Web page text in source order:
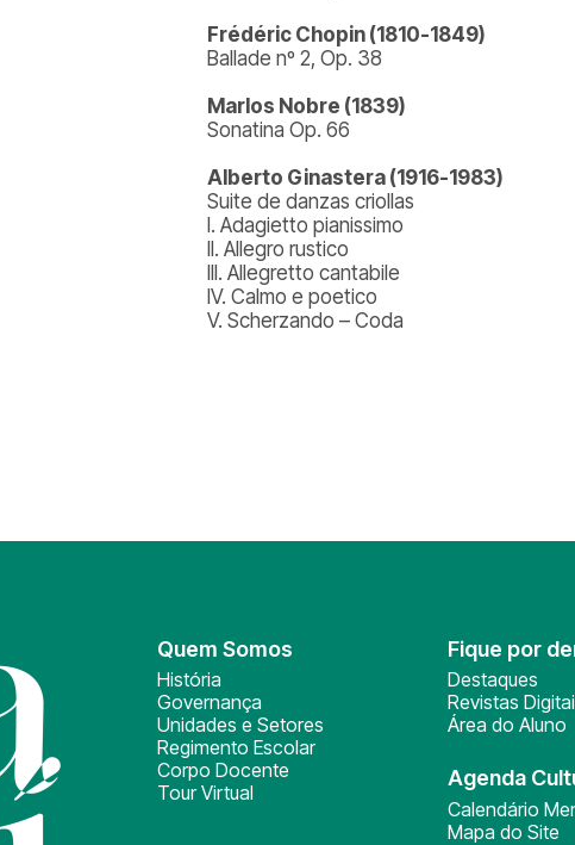
Frédéric Chopin (1810-1849)
Ballade nº 2, Op. 38
Marlos Nobre (1839)
Sonatina Op. 66
Alberto Ginastera (1916-1983)
Suite de danzas criollas
I. Adagietto pianissimo
II. Allegro rustico
III. Allegretto cantabile
IV. Calmo e poetico
V. Scherzando – Coda
Quem Somos
História
Governança
Unidades e Setores
Regimento Escolar
Corpo Docente
Tour Virtual
Fique por
Destaques
Revistas
Área do Aluno
Agenda
Calendário
Mapa do Site